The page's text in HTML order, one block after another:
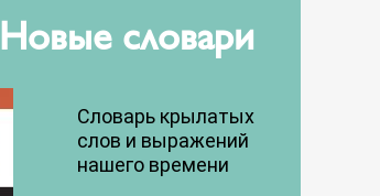
Новые словари
Словарь крылатых
слов и выражений
нашего времени